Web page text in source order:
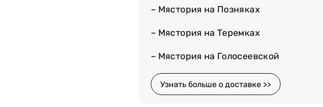
– Мястория на Позняках
– Мястория на Теремках
– Мястория на Голосеевской
Узнать больше о доставке >>